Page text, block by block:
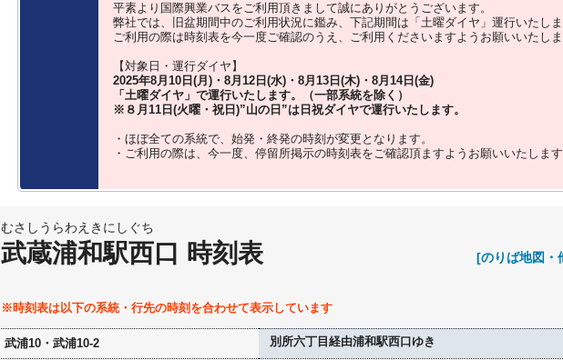
平素より国際興業バスをご利用頂きまして誠にありがとうございます。
弊社では、旧盆期間中のご利用状況に鑑み、下記期間は「土曜ダイヤ」運行いたしま
ご利用の際は時刻表を今一度ご確認のうえ、ご利用くださいますようお願いいたしま
【対象日・運行ダイヤ】
2025年8月10日(月)・8月12日(水)・8月13日(木)・8月14日(金)
「土曜ダイヤ」 で運行いたします。（一部系統を除く）
※８月11日(火曜・祝日)”山の日 ”は 日祝ダイヤで運行いたします。
・ほぼ全ての系統で、始発・終発の時刻が変更となります。
・ご利用の際は、今一度、 停留所掲示の時刻表をご確認頂ますようお願いいたします
むさしうらわえきにしぐち
武蔵浦和駅西口 時刻表 [のりば地図・
※時刻表は以下の系統・行先の時刻を合わせて表示しています
武浦10・武浦10-2 別所六丁目経由浦和駅西口ゆき